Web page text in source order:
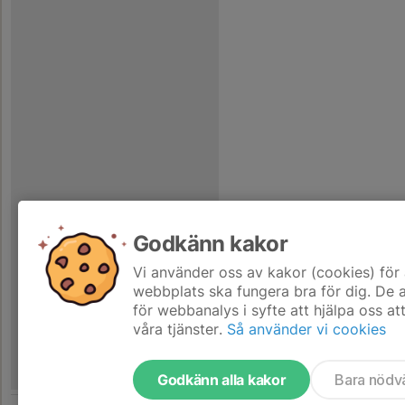
Godkänn kakor
Vi använder oss av kakor (cookies)
webbplats ska fungera bra för dig. De
för webbanalys i syfte att hjälpa oss
våra tjänster. Så använder vi cookies
Godkänn alla kakor Bara